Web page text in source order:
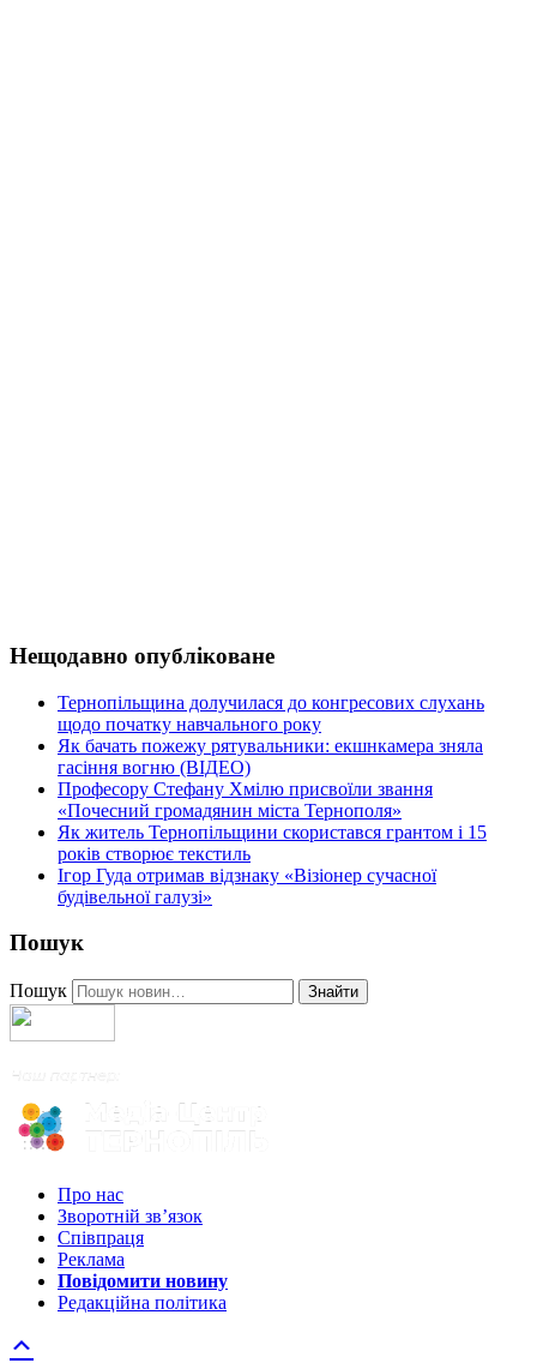
Нещодавно опубліковане
Тернопільщина долучилася до конгресових слухань
щодо початку навчального року
Як бачать пожежу рятувальники: екшнкамера зняла
гасіння вогню (ВІДЕО)
Професору Стефану Хмілю присвоїли звання
«Почесний громадянин міста Тернополя»
Як житель Тернопільщини скористався грантом і 15
років створює текстиль
Ігор Гуда отримав відзнаку «Візіонер сучасної
будівельної галузі»
Пошук
Пошук Знайти
Про нас
Зворотній зв’язок
Співпраця
Реклама
Повідомити новину
Редакційна політика